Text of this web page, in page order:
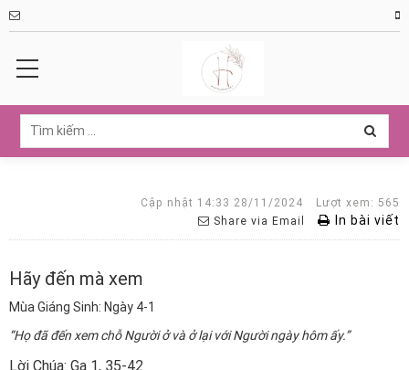
Cập nhật 14:33 28/11/2024
Lượt xem: 565
Share via Email
In bài viết
Hãy đến mà xem
Mùa Giáng Sinh: Ngày 4-1
“Họ đã đến xem chỗ Người ở và ở lại với Người ngày hôm ấy.”
Lời Chúa: Ga 1, 35-42